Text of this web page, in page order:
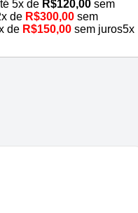
5x de R$120,00 sem
de R$300,00 sem
de R$150,00 sem juros5x